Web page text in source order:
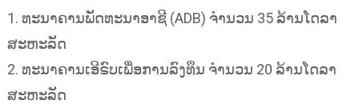
1. ທະນາຄານພັດທະນາອາຊີ (ADB) ຈຳນວນ 35 ລ້ານໂດລາ
ສະຫະລັດ
2. ທະນາຄານເອີຣົບເພື່ອການລົງທຶນ ຈຳນວນ 20 ລ້ານໂດລາ
ສະຫະລັດ